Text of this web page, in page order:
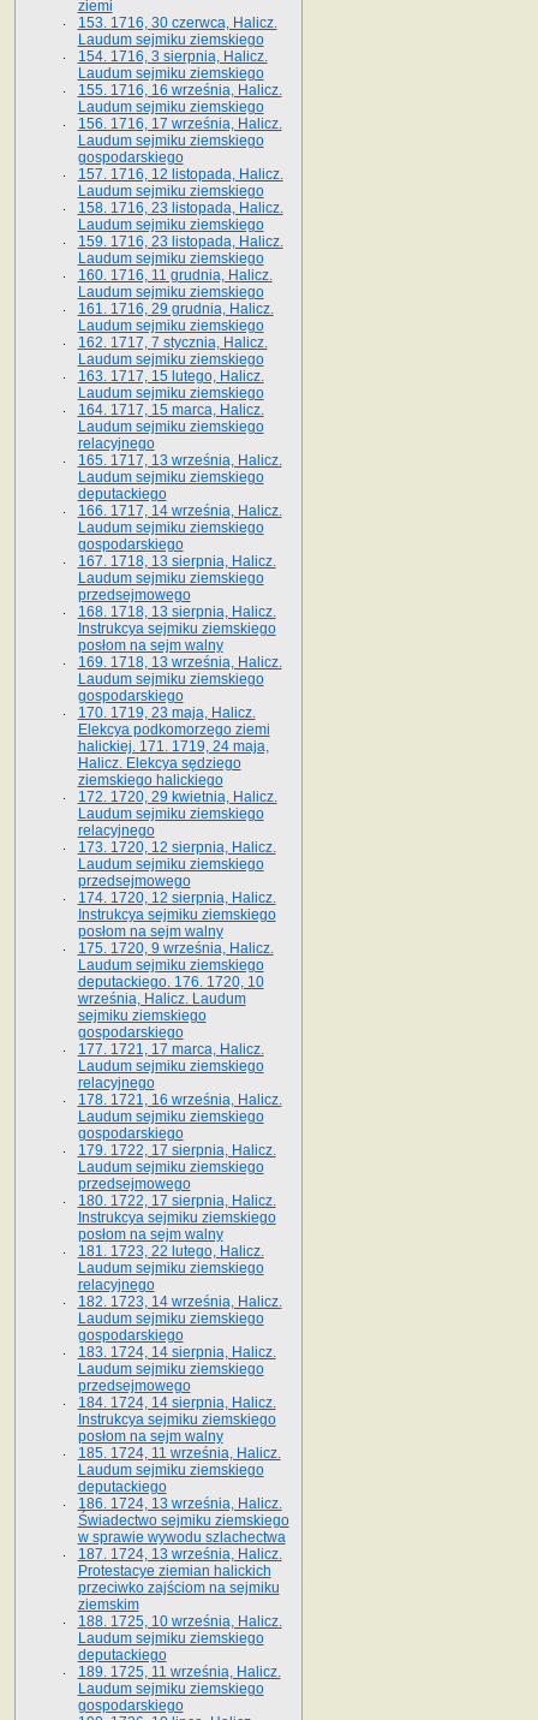
ziemi
153. 1716, 30 czerwca, Halicz.
Laudum sejmiku ziemskiego
154. 1716, 3 sierpnia, Halicz.
Laudum sejmiku ziemskiego
155. 1716, 16 września, Halicz.
Laudum sejmiku ziemskiego
156. 1716, 17 września, Halicz.
Laudum sejmiku ziemskiego
gospodarskiego
157. 1716, 12 listopada, Halicz.
Laudum sejmiku ziemskiego
158. 1716, 23 listopada, Halicz.
Laudum sejmiku ziemskiego
159. 1716, 23 listopada, Halicz.
Laudum sejmiku ziemskiego
160. 1716, 11 grudnia, Halicz.
Laudum sejmiku ziemskiego
161. 1716, 29 grudnia, Halicz.
Laudum sejmiku ziemskiego
162. 1717, 7 stycznia, Halicz.
Laudum sejmiku ziemskiego
163. 1717, 15 lutego, Halicz.
Laudum sejmiku ziemskiego
164. 1717, 15 marca, Halicz.
Laudum sejmiku ziemskiego
relacyjnego
165. 1717, 13 września, Halicz.
Laudum sejmiku ziemskiego
deputackiego
166. 1717, 14 września, Halicz.
Laudum sejmiku ziemskiego
gospodarskiego
167. 1718, 13 sierpnia, Halicz.
Laudum sejmiku ziemskiego
przedsejmowego
168. 1718, 13 sierpnia, Halicz.
Instrukcya sejmiku ziemskiego
posłom na sejm walny
169. 1718, 13 września, Halicz.
Laudum sejmiku ziemskiego
gospodarskiego
170. 1719, 23 maja, Halicz.
Elekcya podkomorzego ziemi
halickiej. 171. 1719, 24 maja,
Halicz. Elekcya sędziego
ziemskiego halickiego
172. 1720, 29 kwietnia, Halicz.
Laudum sejmiku ziemskiego
relacyjnego
173. 1720, 12 sierpnia, Halicz.
Laudum sejmiku ziemskiego
przedsejmowego
174. 1720, 12 sierpnia, Halicz.
Instrukcya sejmiku ziemskiego
posłom na sejm walny
175. 1720, 9 września, Halicz.
Laudum sejmiku ziemskiego
deputackiego. 176. 1720, 10
września, Halicz. Laudum
sejmiku ziemskiego
gospodarskiego
177. 1721, 17 marca, Halicz.
Laudum sejmiku ziemskiego
relacyjnego
178. 1721, 16 września, Halicz.
Laudum sejmiku ziemskiego
gospodarskiego
179. 1722, 17 sierpnia, Halicz.
Laudum sejmiku ziemskiego
przedsejmowego
180. 1722, 17 sierpnia, Halicz.
Instrukcya sejmiku ziemskiego
posłom na sejm walny
181. 1723, 22 lutego, Halicz.
Laudum sejmiku ziemskiego
relacyjnego
182. 1723, 14 września, Halicz.
Laudum sejmiku ziemskiego
gospodarskiego
183. 1724, 14 sierpnia, Halicz.
Laudum sejmiku ziemskiego
przedsejmowego
184. 1724, 14 sierpnia, Halicz.
Instrukcya sejmiku ziemskiego
posłom na sejm walny
185. 1724, 11 września, Halicz.
Laudum sejmiku ziemskiego
deputackiego
186. 1724, 13 września, Halicz.
Świadectwo sejmiku ziemskiego
w sprawie wywodu szlachectwa
187. 1724, 13 września, Halicz.
Protestacye ziemian halickich
przeciwko zajściom na sejmiku
ziemskim
188. 1725, 10 września, Halicz.
Laudum sejmiku ziemskiego
deputackiego
189. 1725, 11 września, Halicz.
Laudum sejmiku ziemskiego
gospodarskiego